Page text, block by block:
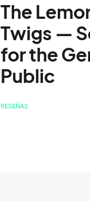
The
Twigs —
for the
Public
RESEÑAS